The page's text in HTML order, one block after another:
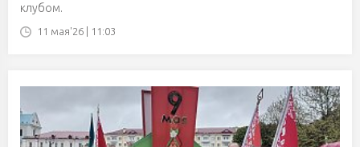
клубом.
11 мая'26 | 11:03